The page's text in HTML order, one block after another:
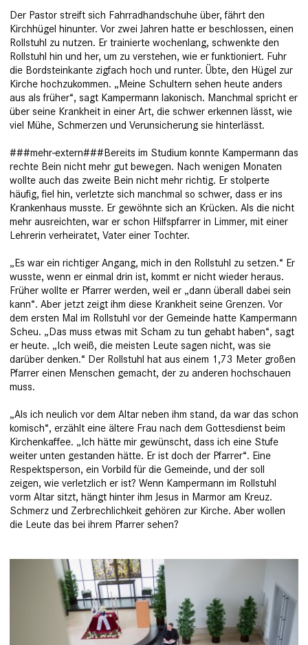
Der Pastor streift sich Fahrradhandschuhe über, fährt den
Kirchhügel hi­nunter. Vor zwei Jahren hatte er beschlossen, einen
Rollstuhl zu nutzen. Er trainierte wochenlang, schwenkte den
Rollstuhl hin und her, um zu verstehen, wie er funk­tioniert. Fuhr
die Bordsteinkante zigfach hoch und run­ter. Übte, den Hügel zur
Kirche hochzukommen. „Meine Schultern sehen heute anders
aus als früher“, sagt Kampermann lakonisch. Manchmal spricht er
über seine Krankheit in einer Art, die schwer erkennen lässt, wie
viel Mühe, Schmerzen und Verun­sicherung sie hinterlässt.
###mehr-extern###Bereits im Studium konnte Kampermann das
rechte Bein nicht mehr gut bewegen. Nach wenigen Monaten
wollte auch das zweite Bein nicht mehr richtig. Er stolperte
häufig, fiel hin, verletzte sich manchmal so schwer, dass er ins
Krankenhaus musste. Er gewöhnte sich an ­Krücken. Als die nicht
mehr ausreichten, war er schon Hilfspfarrer in Limmer, mit einer
Lehrerin verheiratet, Vater einer Tochter.
„Es war ein richtiger Angang, mich in den Rollstuhl zu setzen.“ Er
wusste, wenn er einmal drin ist, kommt er nicht wieder heraus.
Früher wollte er Pfarrer werden, weil er „dann überall dabei sein
kann“. Aber jetzt zeigt ihm diese Krankheit seine Grenzen. Vor
dem ersten Mal im Rollstuhl vor der Gemeinde hatte Kampermann
Scheu. „Das muss etwas mit Scham zu tun gehabt haben“, sagt
er heute. „Ich weiß, die meisten Leute sagen nicht, was sie
darüber denken.“ Der Rollstuhl hat aus einem 1,73 Meter großen
Pfarrer einen Menschen gemacht, der zu anderen hochschauen
muss.
„Als ich neulich vor dem Altar neben ihm stand, da war das schon
komisch“, erzählt eine ältere Frau nach dem Gottesdienst beim
Kirchenkaffee. „Ich hätte mir gewünscht, dass ich eine Stufe
weiter unten gestanden hätte. Er ist doch der Pfarrer“. Eine
Respektsperson, ein Vorbild für die Gemeinde, und der soll
zeigen, wie verletzlich er ist? Wenn Kampermann im Rollstuhl
vorm Altar sitzt, hängt hinter ihm Jesus in Marmor am Kreuz.
Schmerz und Zerbrechlichkeit gehören zur Kirche. Aber wollen
die Leute das bei ihrem Pfarrer sehen?